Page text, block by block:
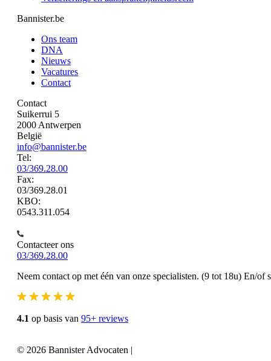
Bannister.be
Ons team
DNA
Nieuws
Vacatures
Contact
Contact
Suikerrui 5
2000 Antwerpen
België
info@bannister.be
Tel:
03/369.28.00
Fax:
03/369.28.01
KBO:
0543.311.054
Contacteer ons
03/369.28.00
Neem contact op met één van onze specialisten. (9 tot 18u) En/of
4.1 op basis van 95+ reviews
© 2026 Bannister Advocaten |